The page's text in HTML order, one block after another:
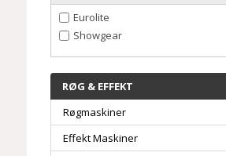
Eurolite
Showgear
RØG & EFFEKT
Røgmaskiner
Effekt Maskiner